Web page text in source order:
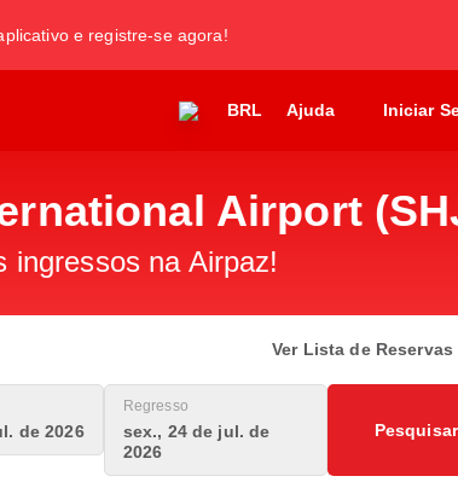
e registre-se agora!
BRL Ajuda Iniciar
Airport
ingressos na Airpaz!
Ver Lista de Reservas
de 2026
Regresso
sex., 24 de jul. de
2026
Pesquisar